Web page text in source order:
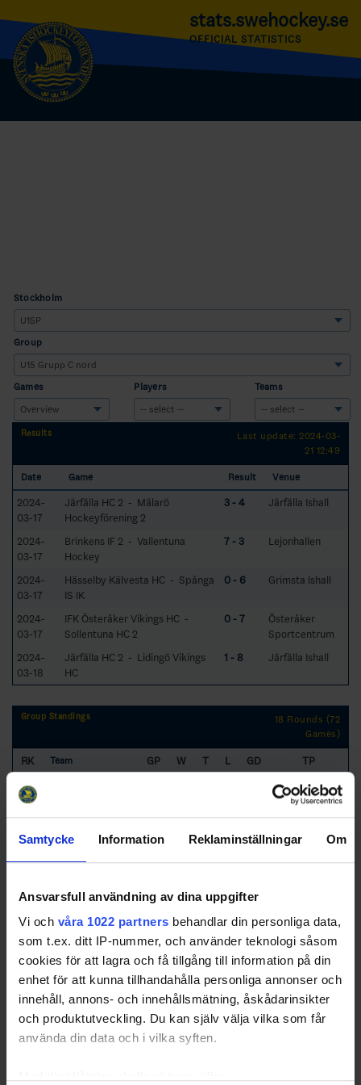
Samtycke Information Reklaminställningar Om
Ansvarsfull användning av dina uppgifter
Vi och våra 1022 partners behandlar din personliga data,
som t.ex. ditt IP-nummer, och använder teknologi såsom
cookies för att lagra och få tillgång till information på din
enhet för att kunna tillhandahålla personliga annonser och
innehåll, annons- och innehållsmätning, åskådarinsikter
och produktutveckling. Du kan själv välja vilka som får
använda din data och i vilka syften.
stats.swehockey.se
OFFICIAL STATISTICS
Stockholm
Group
Games Players Teams
Results
Last update: 2024-03-
21 12:49
Date Game Result Venue
2024-
03-17
Järfälla HC 2 - Mälarö
Hockeyförening 2
3 - 4 Järfälla Ishall
2024-
03-17
Brinkens IF 2 - Vallentuna
Hockey
7 - 3 Lejonhallen
2024-
03-17
Hässelby Kälvesta HC - Spånga
IS IK
0 - 6 Grimsta Ishall
2024-
03-17
IFK Österåker Vikings HC -
Sollentuna HC 2
0 - 7
Österåker
Sportcentrum
2024-
03-18
Järfälla HC 2 - Lidingö Vikings
HC
1 - 8 Järfälla Ishall
Group Standings
18 Rounds (72
Games)
RK Team GP W T L GD
TP
1
47
3
Spånga IS IK 16 26
6
Mälarö
Hockeyförening 2
16 6 0 10 -11
7
Hässelby Kälvesta
HC
16 5 1 10 -12 17
8
IFK Österåker
Vikings HC
16 5 0 11 -39 15
9 Järfälla HC 2 16 0 1 15 -74 1